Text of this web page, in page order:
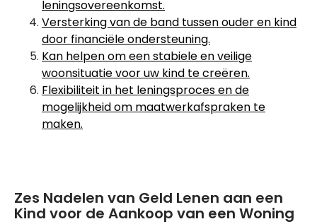
leningsovereenkomst.
Versterking van de band tussen ouder en kind
door financiële ondersteuning.
Kan helpen om een stabiele en veilige
woonsituatie voor uw kind te creëren.
Flexibiliteit in het leningsproces en de
mogelijkheid om maatwerkafspraken te
maken.
Zes Nadelen van Geld Lenen aan een
Kind voor de Aankoop van een Woning